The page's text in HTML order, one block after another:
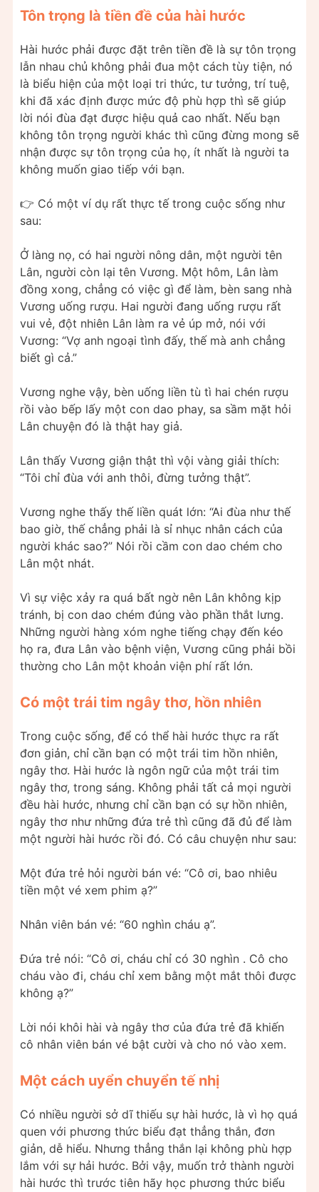
Tôn trọng là tiền đề của hài hước
Hài hước phải được đặt trên tiền đề là sự tôn trọng
lẫn nhau chủ không phải đua một cách tùy tiện, nó
là biểu hiện của một loại tri thức, tư tưởng, trí tuệ,
khi đã xác định được mức độ phù hợp thì sẽ giúp
lời nói đùa đạt được hiệu quả cao nhất. Nếu bạn
không tôn trọng người khác thì cũng đừng mong sẽ
nhận được sự tôn trọng của họ, ít nhất là người ta
không muốn giao tiếp với bạn.
👉 Có một ví dụ rất thực tế trong cuộc sống như
sau:
Ở làng nọ, có hai người nông dân, một người tên
Lân, người còn lại tên Vương. Một hôm, Lân làm
đồng xong, chẳng có việc gì để làm, bèn sang nhà
Vương uống rượu. Hai người đang uống rượu rất
vui vẻ, đột nhiên Lân làm ra vẻ úp mở, nói với
Vương: “Vợ anh ngoại tình đấy, thế mà anh chẳng
biết gì cả.”
Vương nghe vậy, bèn uống liền tù tì hai chén rượu
rồi vào bếp lấy một con dao phay, sa sầm mặt hỏi
Lân chuyện đó là thật hay giả.
Lân thấy Vương giận thật thì vội vàng giải thích:
“Tôi chỉ đùa với anh thôi, đừng tưởng thật”.
Vương nghe thấy thế liền quát lớn: “Ai đùa như thế
bao giờ, thế chẳng phải là sỉ nhục nhân cách của
người khác sao?” Nói rồi cầm con dao chém cho
Lân một nhát.
Vì sự việc xảy ra quá bất ngờ nên Lân không kịp
tránh, bị con dao chém đúng vào phần thắt lưng.
Những người hàng xóm nghe tiếng chạy đến kéo
họ ra, đưa Lân vào bệnh viện, Vương cũng phải bồi
thường cho Lân một khoản viện phí rất lớn.
Có một trái tim ngây thơ, hồn nhiên
Trong cuộc sống, để có thể hài hước thực ra rất
đơn giản, chỉ cần bạn có một trái tim hồn nhiên,
ngây thơ. Hài hước là ngôn ngữ của một trái tim
ngây thơ, trong sáng. Không phải tất cả mọi người
đều hài hước, nhưng chỉ cần bạn có sự hồn nhiên,
ngây thơ như những đứa trẻ thì cũng đã đủ để làm
một người hài hước rồi đó. Có câu chuyện như sau:
Một đứa trẻ hỏi người bán vé: “Cô ơi, bao nhiêu
tiền một vé xem phim ạ?”
Nhân viên bán vé: “60 nghìn cháu ạ”.
Đứa trẻ nói: “Cô ơi, cháu chỉ có 30 nghìn . Cô cho
cháu vào đi, cháu chỉ xem bằng một mắt thôi được
không ạ?”
Lời nói khôi hài và ngây thơ của đứa trẻ đã khiến
cô nhân viên bán vé bật cười và cho nó vào xem.
Một cách uyển chuyển tế nhị
Có nhiều người sở dĩ thiếu sự hài hước, là vì họ quá
quen với phương thức biểu đạt thẳng thắn, đơn
giản, dễ hiểu. Nhưng thẳng thắn lại không phù hợp
lắm với sự hải hước. Bởi vậy, muốn trở thành người
hài hước thì trước tiên hãy học phương thức biểu